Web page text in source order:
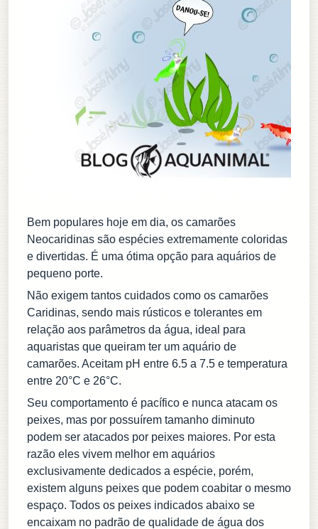
Bem populares hoje em dia, os camarões
Neocaridinas são espécies extremamente coloridas
e divertidas. É uma ótima opção para aquários de
pequeno porte.
Não exigem tantos cuidados como os camarões
Caridinas, sendo mais rústicos e tolerantes em
relação aos parâmetros da água, ideal para
aquaristas que queiram ter um aquário de
camarões. Aceitam pH entre 6.5 a 7.5 e temperatura
entre 20°C e 26°C.
Seu comportamento é pacífico e nunca atacam os
peixes, mas por possuírem tamanho diminuto
podem ser atacados por peixes maiores. Por esta
razão eles vivem melhor em aquários
exclusivamente dedicados a espécie, porém,
existem alguns peixes que podem coabitar o mesmo
espaço. Todos os peixes indicados abaixo se
encaixam no padrão de qualidade de água dos